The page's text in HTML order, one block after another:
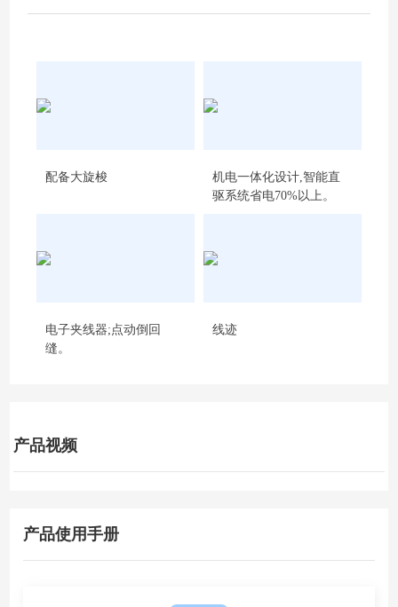
配备大旋梭
机电一体化设计,智能直
驱系统省电70%以上。
电子夹线器;点动倒回
缝。
线迹
产品视频
产品使用手册